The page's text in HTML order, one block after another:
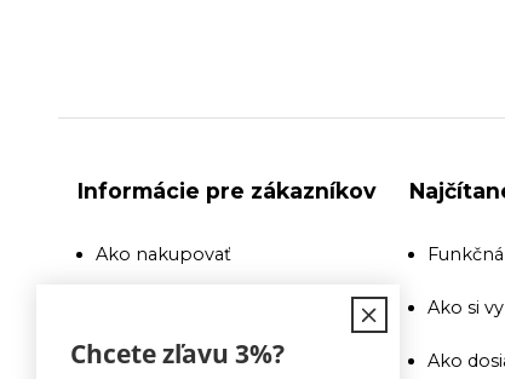
Informácie pre zákazníkov
Ako nakupovať
Recenzie a odporúčania
Ako si
Ako
Chcete zľavu 3%?